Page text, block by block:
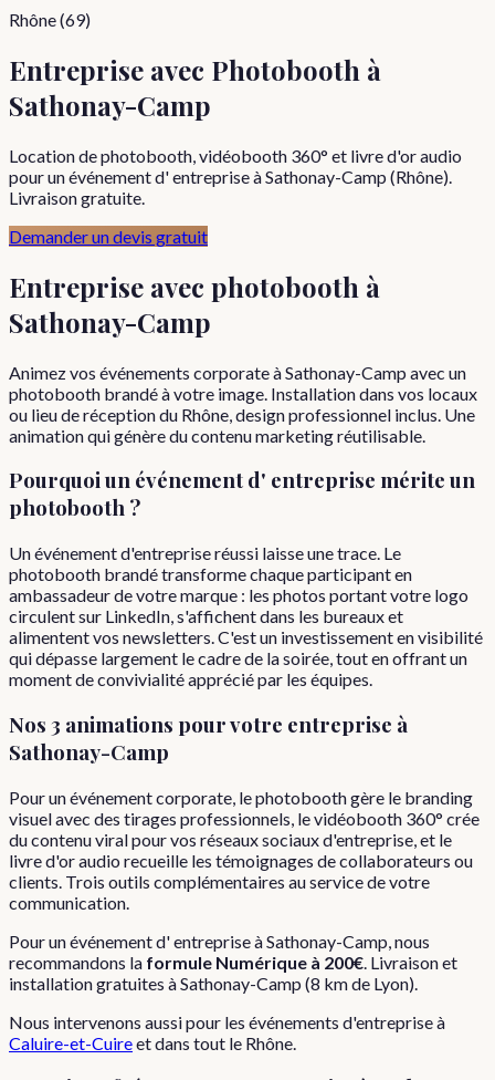
Rhône (69)
Entreprise avec Photobooth à
Sathonay-Camp
Location de photobooth, vidéobooth 360° et livre d'or audio
pour un événement d' entreprise à Sathonay-Camp (Rhône).
Livraison gratuite.
Demander un devis gratuit
Entreprise avec photobooth à
Sathonay-Camp
Animez vos événements corporate à Sathonay-Camp avec un
photobooth brandé à votre image. Installation dans vos locaux
ou lieu de réception du Rhône, design professionnel inclus. Une
animation qui génère du contenu marketing réutilisable.
Pourquoiun événement d' entreprise mérite un
photobooth ?
Un événement d'entreprise réussi laisse une trace. Le
photobooth brandé transforme chaque participant en
ambassadeur de votre marque : les photos portant votre logo
circulent sur LinkedIn, s'affichent dans les bureaux et
alimentent vos newsletters. C'est un investissement en visibilité
qui dépasse largement le cadre de la soirée, tout en offrant un
moment de convivialité apprécié par les équipes.
Nos 3 animations pour votre entreprise à
Sathonay-Camp
Pour un événement corporate, le photobooth gère le branding
visuel avec des tirages professionnels, le vidéobooth 360° crée
du contenu viral pour vos réseaux sociaux d'entreprise, et le
livre d'or audio recueille les témoignages de collaborateurs ou
clients. Trois outils complémentaires au service de votre
communication.
Pourun événement d'entrepriseàSathonay-Camp , nous
recommandons la formule Numérique à 200€ . Livraison et
installation gratuites àSathonay-Camp (8 km de Lyon).
Nous intervenons aussi pour les événements d'entrepriseà
Caluire-et-Cuireet dans tout le Rhône